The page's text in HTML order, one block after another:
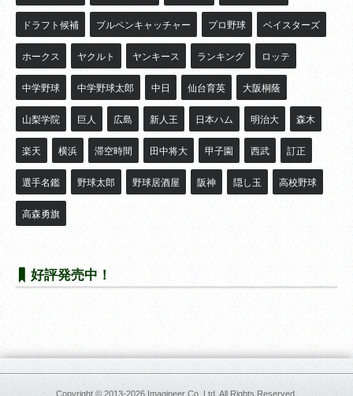
ドラフト候補 ブルペンキャッチャー プロ野球 ベイスターズ
ホークス ヤクルト ヤンキース ランキング ロッテ
中学野球 中学野球太郎 中日 仙台育英 大阪桐蔭
山梨学院 巨人 広島 新人王 日本ハム 明治大 森木
楽天 横浜 滞空時間 田中将大 甲子園 西武 訂正
選手名鑑 野球太郎 野球居酒屋 阪神 隠し玉 高校野球
高森勇旗
好評発売中！
Copyright © 2013-2026 Imagineer Co.,Ltd. All Rights Reserved.